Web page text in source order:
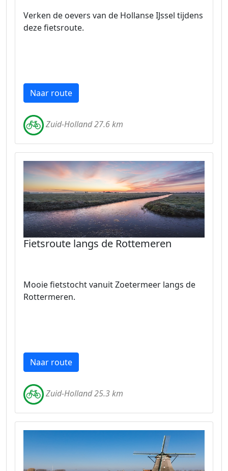
Verken de oevers van de Hollanse IJssel tijdens
deze fietsroute.
Naar route
Zuid-Holland 27.6 km
Fietsroute langs de Rottemeren
Mooie fietstocht vanuit Zoetermeer langs de
Rottermeren.
Naar route
Zuid-Holland 25.3 km